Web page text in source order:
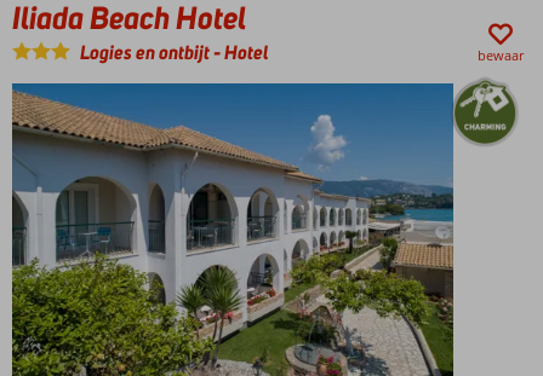
met
uitzicht
op zee
Iliada Beach Hotel
Logies en ontbijt-Hotel bewaar